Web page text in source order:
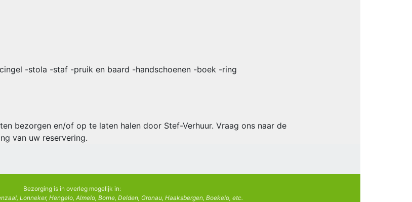
-stola -staf -pruik en baard -handschoenen -boek -ring
bezorgen en/of op te laten halen door Stef-Verhuur. Vraag ons naar de
van uw reservering.
Bezorging is in overleg mogelijk in:
Lonneker, Hengelo, Almelo, Borne, Delden, Gronau, Haaksbergen, Boekelo, etc.